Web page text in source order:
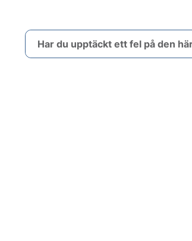
Har du upptäckt ett fel på den